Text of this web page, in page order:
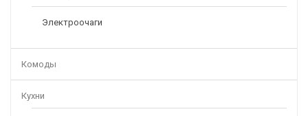
Электроочаги
Комоды
Кухни